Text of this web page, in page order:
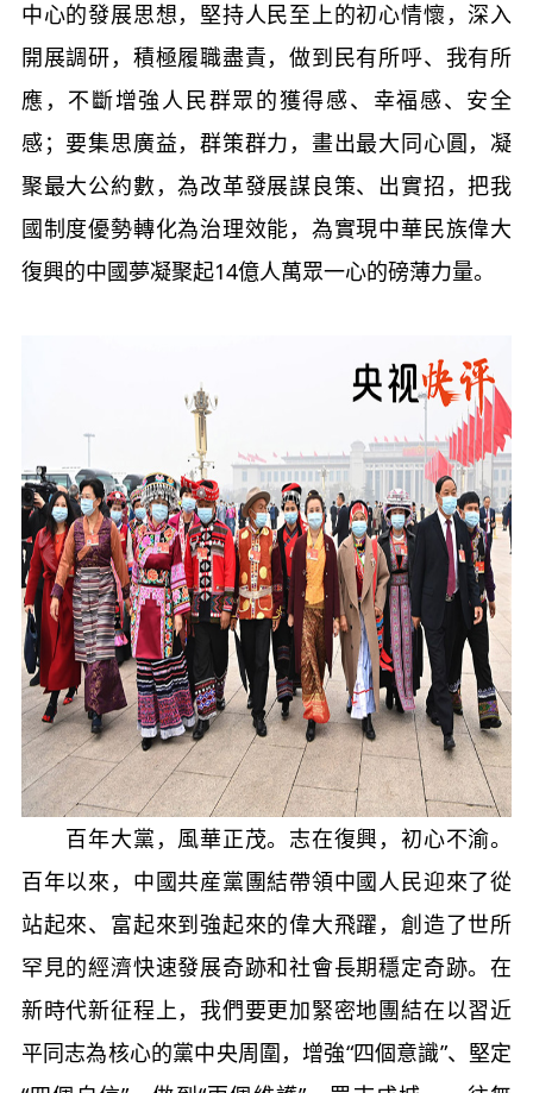
中心的發展思想，堅持人民至上的初心情懷，深入
開展調研，積極履職盡責，做到民有所呼、我有所
應，不斷增強人民群眾的獲得感、幸福感、安全
感；要集思廣益，群策群力，畫出最大同心圓，凝
聚最大公約數，為改革發展謀良策、出實招，把我
國制度優勢轉化為治理效能，為實現中華民族偉大
復興的中國夢凝聚起14億人萬眾一心的磅薄力量。
百年大黨，風華正茂。志在復興，初心不渝。
百年以來，中國共産黨團結帶領中國人民迎來了從
站起來、富起來到強起來的偉大飛躍，創造了世所
罕見的經濟快速發展奇跡和社會長期穩定奇跡。在
新時代新征程上，我們要更加緊密地團結在以習近
平同志為核心的黨中央周圍，增強“四個意識”、堅定